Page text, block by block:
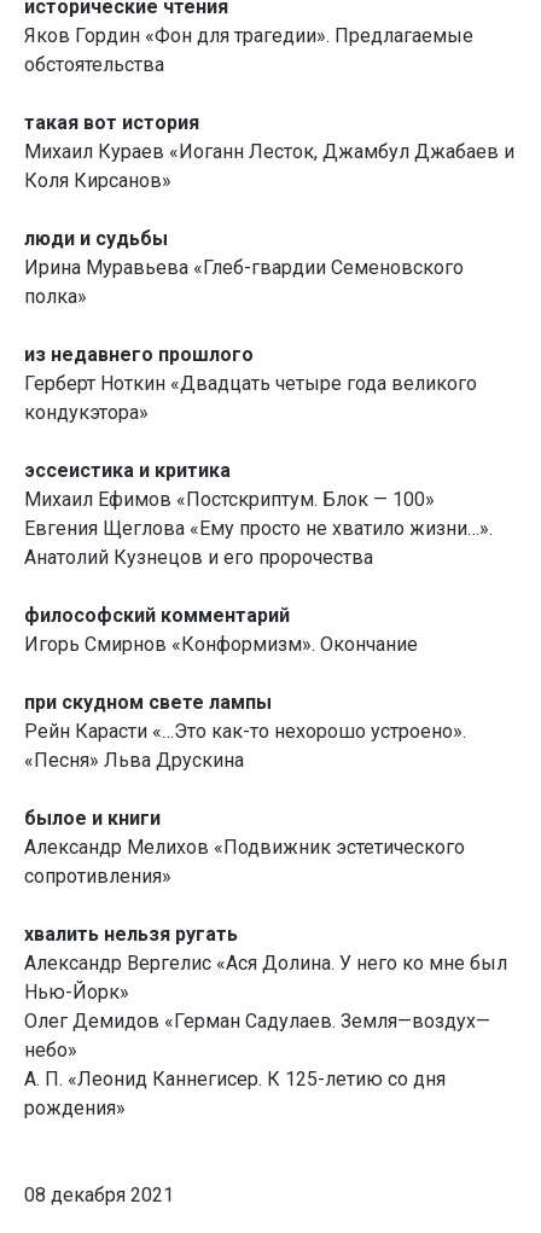
исторические чтения
Яков Гордин «Фон для трагедии». Предлагаемые
обстоятельства
такая вот история
Михаил Кураев «Иоганн Лесток, Джамбул Джабаев и
Коля Кирсанов»
люди и судьбы
Ирина Муравьева «Глеб-гвардии Семеновского
полка»
из недавнего прошлого
Герберт Ноткин «Двадцать четыре года великого
кондукэтора»
эссеистика и кpитика
Михаил Ефимов «Постскриптум. Блок — 100»
Евгения Щеглова «Ему просто не хватило жизни…».
Анатолий Кузнецов и его пророчества
философский комментарий
Игорь Смирнов «Конформизм». Окончание
при скудном свете лампы
Рейн Карасти «…Это как-то нехорошо устроено».
«Песня» Льва Друскина
былое и книги
Александр Мелихов «Подвижник эстетического
сопротивления»
хвалить нельзя ругать
Александр Вергелис «Ася Долина. У него ко мне был
Нью-Йорк»
Олег Демидов «Герман Садулаев. Земля—воздух—
небо»
А. П. «Леонид Каннегисер. К 125-летию со дня
рождения»
08 декабря 2021